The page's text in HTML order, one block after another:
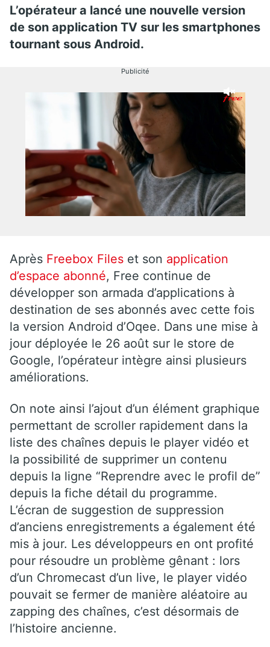
L’opérateur a lancé une nouvelle version
de son application TV sur les smartphones
tournant sous Android.
Publicité
Après Freebox Files et son application
d’espace abonné, Free continue de
développer son armada d’applications à
destination de ses abonnés avec cette fois
la version Android d’Oqee. Dans une mise à
jour déployée le 26 août sur le store de
Google, l’opérateur intègre ainsi plusieurs
améliorations.
On note ainsi l’ajout d’un élément graphique
permettant de scroller rapidement dans la
liste des chaînes depuis le player vidéo et
la possibilité de supprimer un contenu
depuis la ligne “Reprendre avec le profil de”
depuis la fiche détail du programme.
L’écran de suggestion de suppression
d’anciens enregistrements a également été
mis à jour. Les développeurs en ont profité
pour résoudre un problème gênant : lors
d’un Chromecast d’un live, le player vidéo
pouvait se fermer de manière aléatoire au
zapping des chaînes, c’est désormais de
l’histoire ancienne.